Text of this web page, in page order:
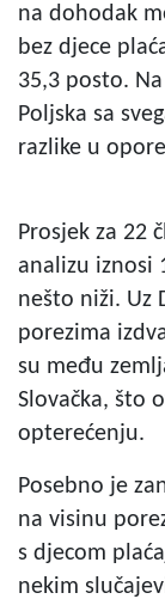
na dohodak
bez djece
35,3 posto.
Poljska sa
razlike u
Prosjek za 22
analizu iznosi
nešto niži. Uz
porezima
su među
Slovačka, što
opterećenju.
Posebno je
na visinu
s djecom
nekim